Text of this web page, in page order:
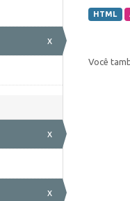
x
x
x
HTML
Você